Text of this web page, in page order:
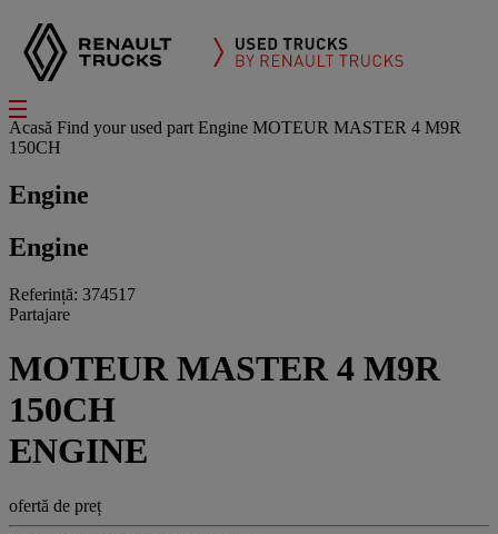
Acasă Find your used part Engine MOTEUR MASTER 4 M9R
150CH
Engine
Engine
Referință: 374517
Partajare
MOTEUR MASTER 4 M9R
150CH
ENGINE
ofertă de preț